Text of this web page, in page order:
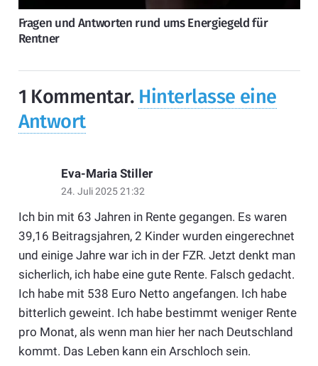
Fragen und Antworten rund ums Energiegeld für
Rentner
1 Kommentar. Hinterlasse eine
Antwort
Eva-Maria Stiller
24. Juli 2025 21:32
Ich bin mit 63 Jahren in Rente gegangen. Es waren
39,16 Beitragsjahren, 2 Kinder wurden eingerechnet
und einige Jahre war ich in der FZR. Jetzt denkt man
sicherlich, ich habe eine gute Rente. Falsch gedacht.
Ich habe mit 538 Euro Netto angefangen. Ich habe
bitterlich geweint. Ich habe bestimmt weniger Rente
pro Monat, als wenn man hier her nach Deutschland
kommt. Das Leben kann ein Arschloch sein.